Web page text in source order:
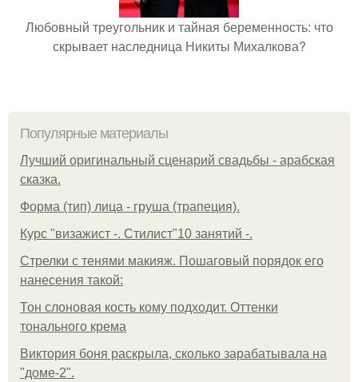
Любовный треугольник и тайная беременность: что
скрывает наследница Никиты Михалкова?
Популярные материалы
Лучший оригинальный сценарий свадьбы - арабская
сказка.
Форма (тип) лица - груша (трапеция).
Курс "визажист -. Стилист"10 занятий -.
Стрелки с тенями макияж. Пошаговый порядок его
нанесения такой:
Тон слоновая кость кому подходит. Оттенки
тонального крема
Виктория боня раскрыла, сколько зарабатывала на
"доме-2".